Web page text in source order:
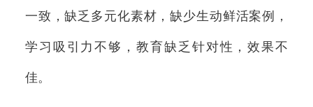
一致，缺乏多元化素材，缺少生动鲜活案例，
学习吸引力不够，教育缺乏针对性，效果不
佳。